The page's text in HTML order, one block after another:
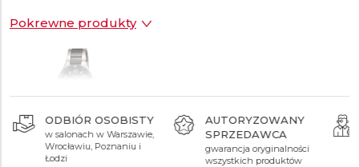
Pokrewne produkty
899 zł
ODBIÓR OSOBISTY
w salonach w Warszawie,
Wrocławiu, Poznaniu i
Łodzi
AUTORYZOWANY
SPRZEDAWCA
gwarancja oryginalności
wszystkich produktów